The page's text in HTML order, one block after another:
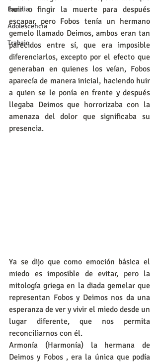
Familia
Adolescencia
Trabajo
huir o fingir la muerte para después
escapar, pero Fobos tenía un hermano
gemelo llamado Deimos, ambos eran tan
parecidos entre sí, que era imposible
diferenciarlos, excepto por el efecto que
generaban en quienes los veían, Fobos
aparecía de manera inicial, haciendo huir
a quien se le ponía en frente y después
llegaba Deimos que horrorizaba con la
amenaza del dolor que significaba su
presencia.
Ya se dijo que como emoción básica el
miedo es imposible de evitar, pero la
mitología griega en la diada gemelar que
representan Fobos y Deimos nos da una
esperanza de ver y vivir el miedo desde un
lugar diferente, que nos permita
reconciliarnos con él.
Armonía (Harmonía) la hermana de
Deimos y Fobos , era la única que podía